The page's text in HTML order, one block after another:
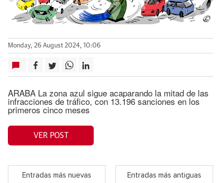
Monday, 26 August 2024, 10:06
ARABA La zona azul sigue acaparando la mitad de las
infracciones de tráfico, con 13.196 sanciones en los
primeros cinco meses
VER POST
Entradas más nuevas Entradas más antiguas